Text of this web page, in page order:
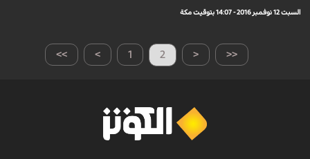
السبت 12 نوفمبر 2016 - 14:07 بتوقيت مكة
>> > 1 2 < <<